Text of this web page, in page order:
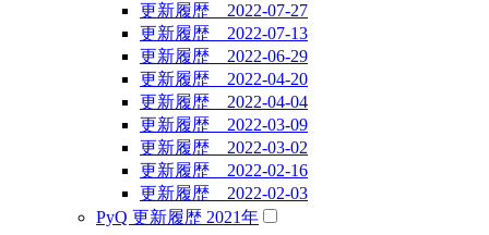
更新履歴 2022-07-27
更新履歴 2022-07-13
更新履歴 2022-06-29
更新履歴 2022-04-20
更新履歴 2022-04-04
更新履歴 2022-03-09
更新履歴 2022-03-02
更新履歴 2022-02-16
更新履歴 2022-02-03
PyQ 更新履歴 2021年